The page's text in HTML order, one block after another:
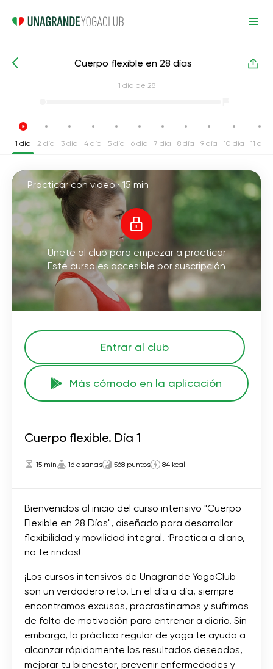
Cursos intensivos de yoga Flexibilidad
Cuerpo flexible en 28 días
1 día de 28
1 día 2 día 3 día 4 día 5 día 6 día 7 día 8 día 9 día 10 día 11 día
Practicar con video ·15 min
Únete al club para empezar a practicar
Este curso es accesible por suscripción
Entrar al club
Más cómodo en la aplicación
Cuerpo flexible. Día 1
15 min 16 asanas 568 puntos 84 kcal
Bienvenidos al inicio del curso intensivo "Cuerpo
Flexible en 28 Días", diseñado para desarrollar
flexibilidad y movilidad integral. ¡Practica a diario,
no te rindas!
¡Los cursos intensivos de Unagrande YogaClub
son un verdadero reto! En el día a día, siempre
encontramos excusas, procrastinamos y sufrimos
de falta de motivación para entrenar a diario. Sin
embargo, la práctica regular de yoga te ayuda a
alcanzar rápidamente los resultados deseados,
mejorar tu bienestar, prevenir enfermedades y